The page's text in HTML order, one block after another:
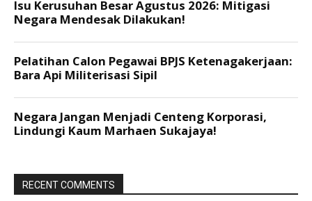
RECENT COMMENTS